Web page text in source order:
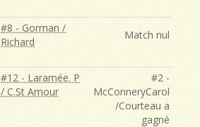
#8 - Gorman /
Richard
Match nul
#12 - Laramée. P
/ C.St Amour
#2 -
McConneryCarol
/Courteau a
gagné